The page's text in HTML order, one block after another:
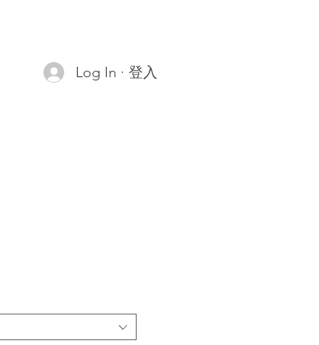
Log In · 登入